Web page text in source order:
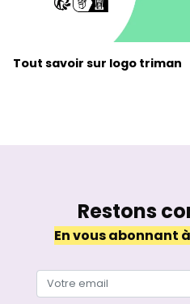
Tout savoir sur logo triman
Restons
En vous abonnant